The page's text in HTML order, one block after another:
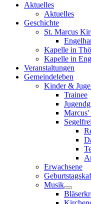
Aktuelles
Aktuelles
Geschichte
St. Marcus
Kapelle in
Kapelle in
Veranstaltungen
Gemeindeleben
Kinder &
Trainee
Erwachsene
Musik